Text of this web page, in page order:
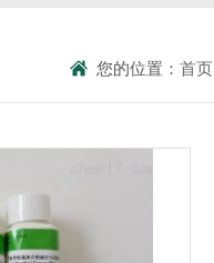
您的位置：首页